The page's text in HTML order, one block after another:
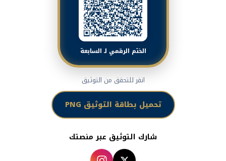
الختم الرقمي لـ السابعة
انقر للتحقق من التوثيق
تحميل بطاقة التوثيق PNG
شارك التوثيق عبر منصتك